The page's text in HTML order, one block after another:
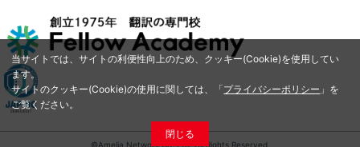
当サイトでは、サイトの利便性向上のため、クッキー(Cookie)を使用してい
ます。
サイトのクッキー(Cookie)の使用に関しては、「プライバシーポリシー 」を
ご覧ください。
閉じる
©Amelia Network Co.,Ltd. All Rights Reserved.